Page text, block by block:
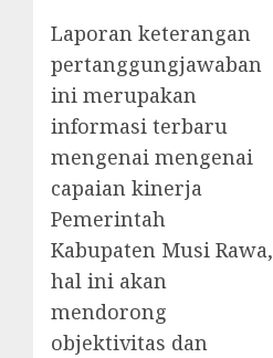
Laporan keterangan
pertanggungjawaban
ini merupakan
informasi terbaru
mengenai mengenai
capaian kinerja
Pemerintah
Kabupaten Musi Rawa,
hal ini akan
mendorong
objektivitas dan